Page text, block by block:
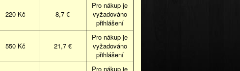
220 Kč 8,7 €
Pro nákup je
vyžadováno
přihlášení
550 Kč 21,7 €
Pro nákup je
vyžadováno
přihlášení
Pro nákup je